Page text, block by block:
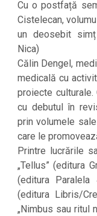
Cu o postfață
Cistelecan,
un deosebit simț
Nica)
Călin Dengel,
medicală cu
proiecte
cu debutul în
prin volumele
care le
Printre lucrările
„Tellus” (editura
(editura
(editura Libris/
„Nimbus sau ritul